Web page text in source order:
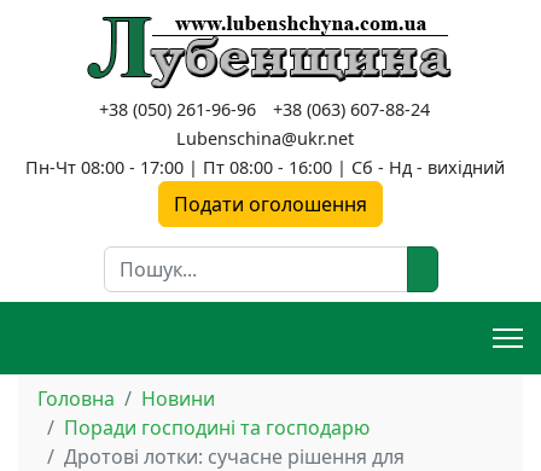
+38 (050) 261-96-96
+38 (063) 607-88-24
Lubenschina@ukr.net
Пн-Чт 08:00 - 17:00 | Пт 08:00 - 16:00 | Сб - Нд - вихідний
Подати оголошення
Пошук
Головна
Новини
Поради господині та господарю
Дротові лотки: сучасне рішення для